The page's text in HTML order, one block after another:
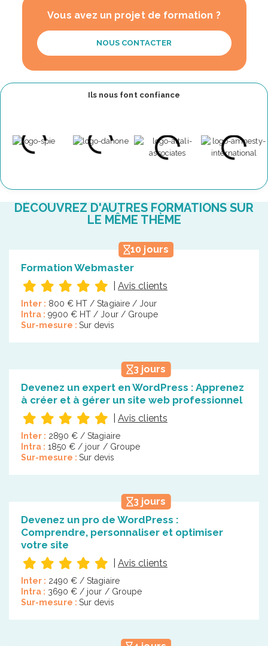
Vous avez un projet de formation ?
NOUS CONTACTER
Ils nous font confiance
DÉCOUVREZ D'AUTRES FORMATIONS SUR
LE MÊME THÈME
10 jours
Formation Webmaster
Avis clients
Inter : 800 € HT / Stagiaire / Jour
Intra : 9900 € HT / Jour / Groupe
Sur-mesure : Sur devis
3 jours
Devenez un expert en WordPress : Apprenez
à créer et à gérer un site web professionnel
Avis clients
Inter : 2890 € / Stagiaire
Intra : 1850 € / jour / Groupe
Sur-mesure : Sur devis
3 jours
Devenez un pro de WordPress :
Comprendre, personnaliser et optimiser
votre site
Avis clients
Inter : 2490 € / Stagiaire
Intra : 3690 € / jour / Groupe
Sur-mesure : Sur devis